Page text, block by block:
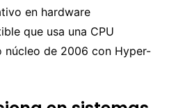
en hardware
que usa una CPU
núcleo de 2006 con Hyper-